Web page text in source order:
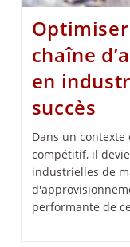
chaîne
en
succès
Dans un
compétitif, il
industrielles de
performante de